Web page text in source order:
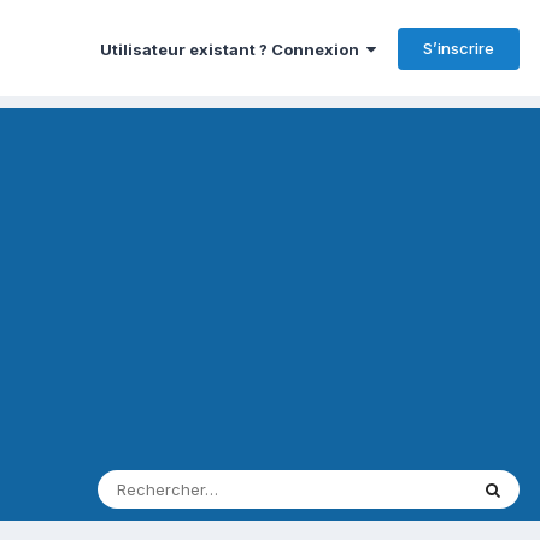
Utilisateur existant ? Connexion S’inscrire